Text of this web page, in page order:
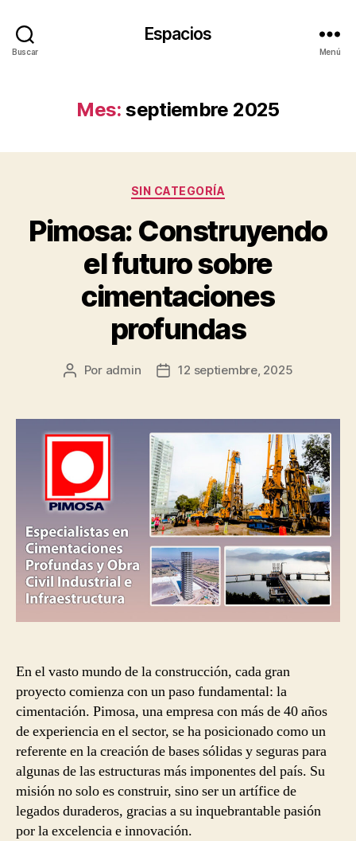
Buscar
Espacios
Menú
Mes: septiembre 2025
Categorías
SIN CATEGORÍA
Pimosa: Construyendo
el futuro sobre
cimentaciones
profundas
Autor
publicación
Por admin
Fecha
publicación
12 septiembre, 2025
En el vasto mundo de la construcción, cada gran
proyecto comienza con un paso fundamental: la
cimentación. Pimosa, una empresa con más de 40 años
de experiencia en el sector, se ha posicionado como un
referente en la creación de bases sólidas y seguras para
algunas de las estructuras más imponentes del país. Su
misión no solo es construir, sino ser un artífice de
legados duraderos, gracias a su inquebrantable pasión
por la excelencia e innovación.